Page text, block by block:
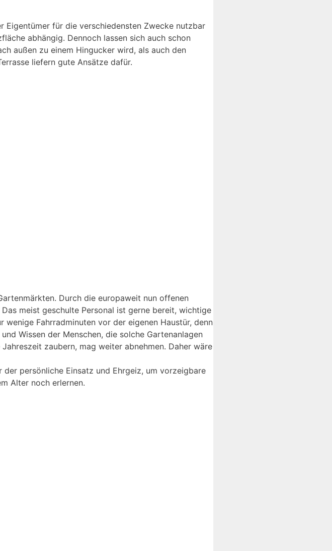
Eigentümer für die verschiedensten Zwecke nutzbar
abhängig. Dennoch lassen sich auch schon
außen zu einem Hingucker wird, als auch den
liefern gute Ansätze dafür.
Durch die europaweit nun offenen
meist geschulte Personal ist gerne bereit, wichtige
Fahrradminuten vor der eigenen Haustür, denn
Wissen der Menschen, die solche Gartenanlagen
zaubern, mag weiter abnehmen. Daher wäre
persönliche Einsatz und Ehrgeiz, um vorzeigbare
Alter noch erlernen.